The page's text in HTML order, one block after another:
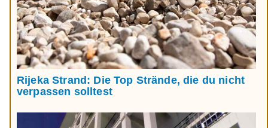
Rijeka Strand: Die Top Strände, die du nicht
verpassen solltest